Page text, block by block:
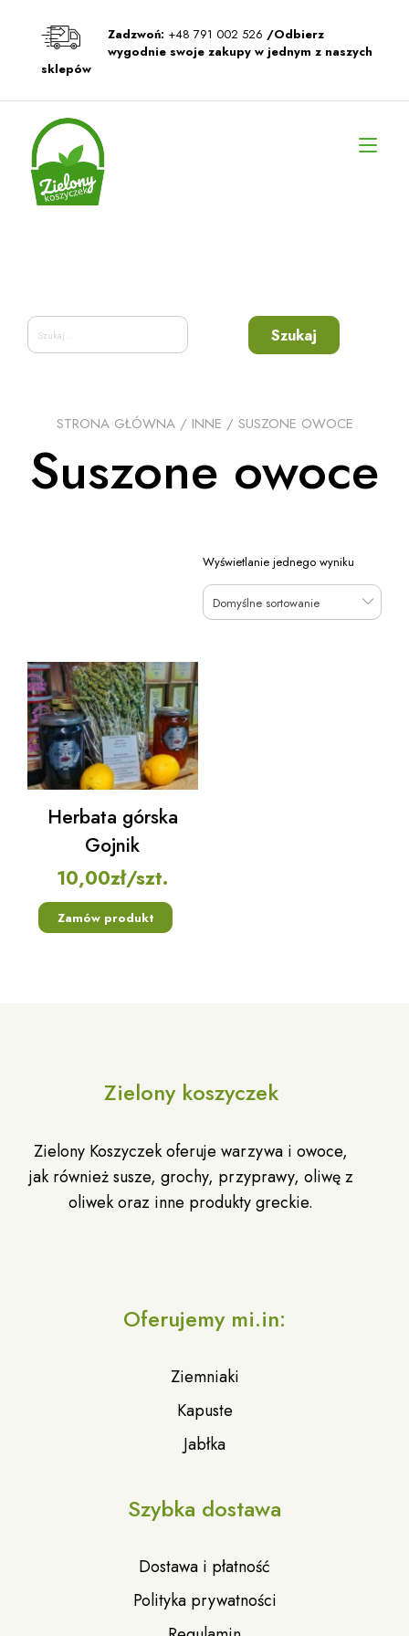
Zadzwoń: +48 791 002 526 /Odbierz
wygodnie swoje zakupy w jednym z naszych
sklepów
STRONA GŁÓWNA/ INNE / SUSZONE OWOCE
Suszone owoce
Wyświetlanie jednego wyniku
Domyślne sortowanie
Herbata górska
Gojnik
10,00zł/szt.
Zamów produkt
Szukaj:
Zielony koszyczek
Zielony Koszyczek oferuje warzywa i owoce,
jak również susze, grochy, przyprawy, oliwę z
oliwek oraz inne produkty greckie.
Oferujemy mi.in:
Ziemniaki
Kapuste
Jabłka
Szybka dostawa
Dostawa i płatność
Polityka prywatności